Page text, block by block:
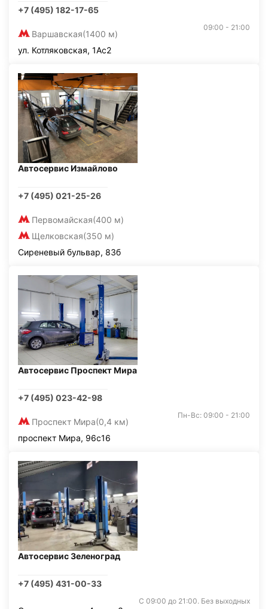
+7 (495) 182-17-65
Варшавская(1400 м)
09:00 - 21:00
ул. Котляковская, 1Ас2
Автосервис Измайлово
+7 (495) 021-25-26
Первомайская(400 м)
Щелковская(350 м)
Сиреневый бульвар, 83б
Автосервис Проспект Мира
+7 (495) 023-42-98
Проспект Мира(0,4 км)
Пн-Вс: 09:00 - 21:00
проспект Мира, 96с16
Автосервис Зеленоград
+7 (495) 431-00-33
С 09:00 до 21:00. Без выходных